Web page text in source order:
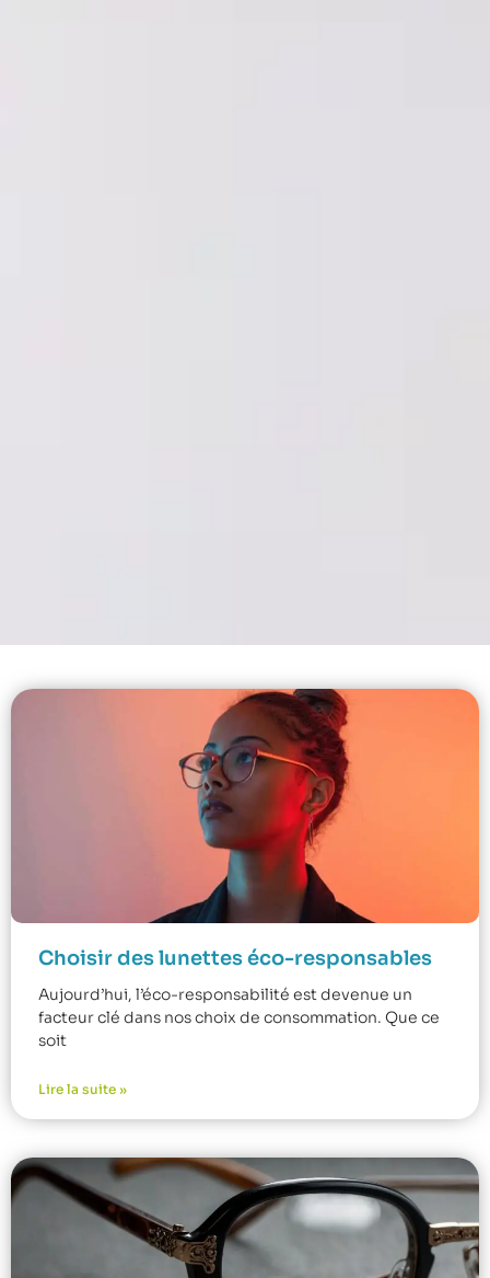
Choisir des lunettes éco-responsables
Aujourd’hui, l’éco-responsabilité est devenue un
facteur clé dans nos choix de consommation. Que ce
soit
Lire la suite »